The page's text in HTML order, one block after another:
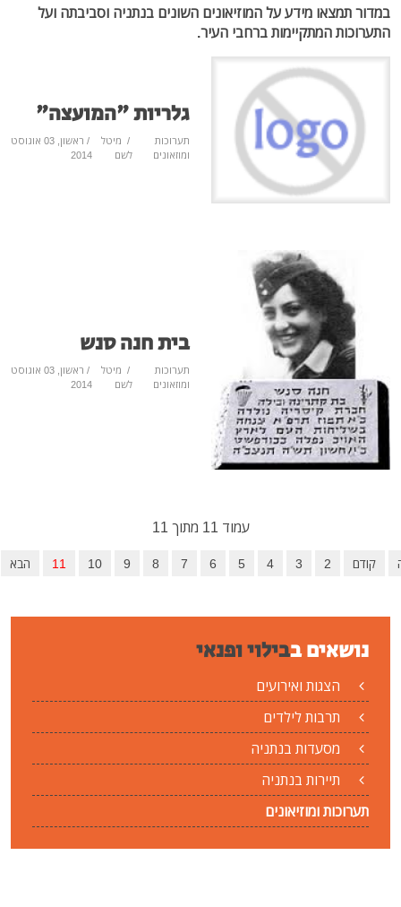
תמצאו מידע על המוזיאונים השונים בנתניה וסביבתה ועל
המתקיימות ברחבי העיר.
גלריות "המועצה"
/מיטל
לשם
/ ראשון, 03 אוגוסט
2014
בית חנה סנש
ומוזאונים
/מיטל
לשם
/ ראשון, 03 אוגוסט
2014
2
11 הבא סיום
בבילוי ופנאי
הצגות ואירועים
תרבות לילדים
מסעדות בנתניה
תיירות בנתניה
ומוזיאונים